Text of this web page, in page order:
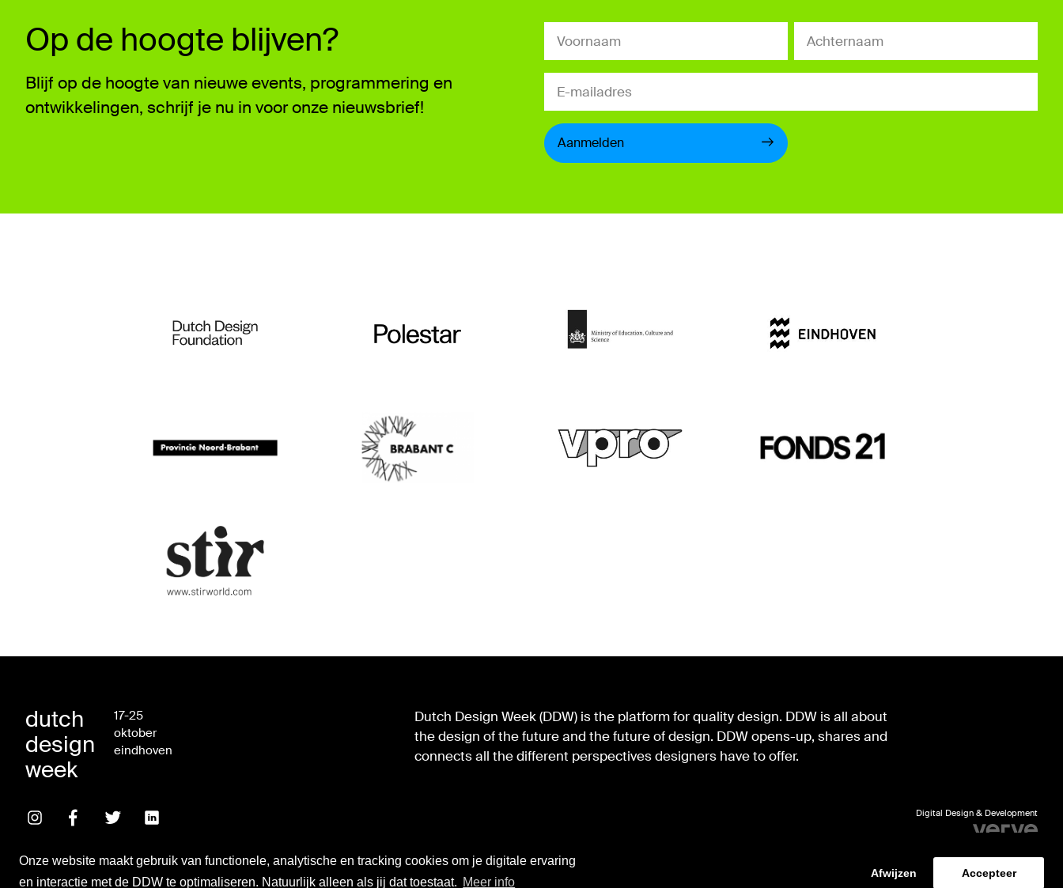
Onze website maakt gebruik van functionele, analytische en tracking cookies om je digitale ervaring
en interactie met de DDW te optimaliseren. Natuurlijk alleen als jij dat toestaat. Meer info
Afwijzen Accepteer
Op de hoogte blijven?
Blijf op de hoogte van nieuwe events, programmering en
ontwikkelingen, schrijf je nu in voor onze nieuwsbrief!
Aanmelden
dutch
design
week
17-25
oktober
eindhoven
Dutch Design Week (DDW) is the platform for quality design. DDW is all about
the design of the future and the future of design. DDW opens-up, shares and
connects all the different perspectives designers have to offer.
Digital Design & Development
Identity by Thonik